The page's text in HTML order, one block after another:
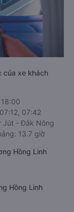
của xe khách
07:42
Jút - Đắk Nông
13.7 giờ
Hồng Linh
Hồng Linh